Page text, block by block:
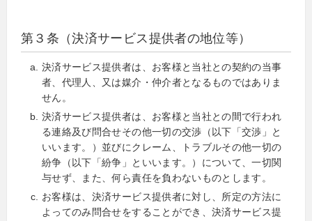
第３条（決済サービス提供者の地位等）
決済サービス提供者は、お客様と当社との契約の当事
者、代理人、又は媒介・仲介者となるものではありま
せん。
決済サービス提供者は、お客様と当社との間で行われ
る連絡及び問合せその他一切の交渉（以下「交渉」と
いいます。）並びにクレーム、トラブルその他一切の
紛争（以下「紛争」といいます。）について、一切関
与せず、また、何ら責任を負わないものとします。
お客様は、決済サービス提供者に対し、所定の方法に
よってのみ問合せをすることができ、決済サービス提